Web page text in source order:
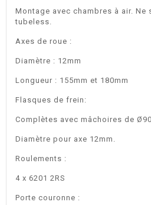
Montage avec chambres à air. Ne
tubeless.
Axes de roue :
Diamètre : 12mm
Longueur : 155mm et 180mm
Flasques de frein:
Complètes avec mâchoires de
Diamètre pour axe 12mm.
Roulements :
4 x 6201 2RS
Porte couronne :